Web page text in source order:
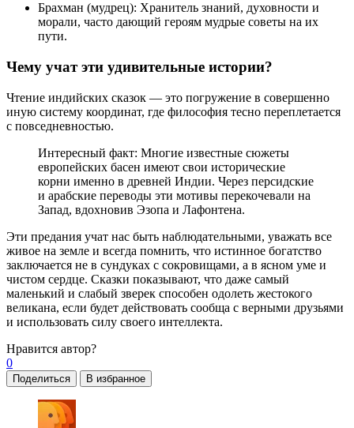
Брахман (мудрец): Хранитель знаний, духовности и
морали, часто дающий героям мудрые советы на их
пути.
Чему учат эти удивительные истории?
Чтение индийских сказок — это погружение в совершенно
иную систему координат, где философия тесно переплетается
с повседневностью.
Интересный факт: Многие известные сюжеты
европейских басен имеют свои исторические
корни именно в древней Индии. Через персидские
и арабские переводы эти мотивы перекочевали на
Запад, вдохновив Эзопа и Лафонтена.
Эти предания учат нас быть наблюдательными, уважать все
живое на земле и всегда помнить, что истинное богатство
заключается не в сундуках с сокровищами, а в ясном уме и
чистом сердце. Сказки показывают, что даже самый
маленький и слабый зверек способен одолеть жестокого
великана, если будет действовать сообща с верными друзьями
и использовать силу своего интеллекта.
Нравится автор?
0
Поделиться В избранное